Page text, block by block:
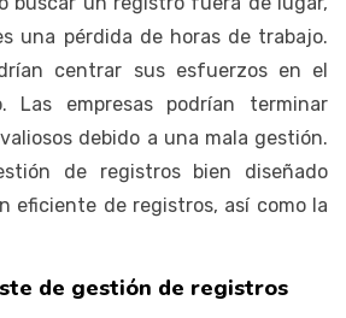
una pérdida de horas de trabajo.
centrar sus esfuerzos en el
Las empresas podrían terminar
debido a una mala gestión.
de registros bien diseñado
eficiente de registros, así como la
de gestión de registros